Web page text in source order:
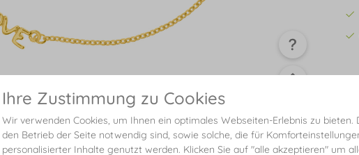
Ihre Zustimmung zu Cookies
Wir verwenden Cookies, um Ihnen ein optimales Webseiten-Erlebnis zu bieten.
den Betrieb der Seite notwendig sind, sowie solche, die für
personalisierter Inhalte genutzt werden. Klicken Sie auf "alle akzeptieren" um